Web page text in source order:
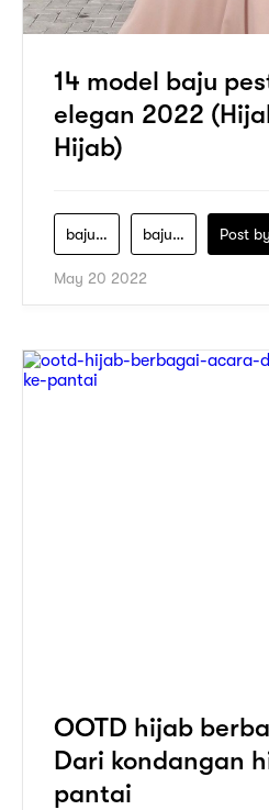
14 model baju
elegan 2022
Hijab)
baju-pesta baju-pesta-hijab Post by
May 20 2022
OOTD hijab
Dari kondangan
pantai